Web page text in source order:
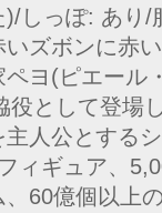
しっぽ: あり
ズボンに赤
ヨ(ピエール
役として登場
主人公とする
ィギュア、
、60億個以上